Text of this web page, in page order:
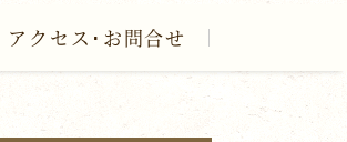
アクセス･お問合せ